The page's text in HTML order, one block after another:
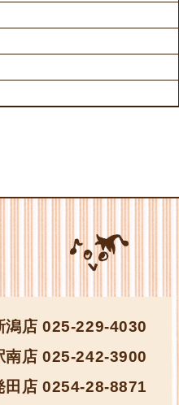
潟店025-229-4030
南店025-242-3900
田店0254-28-8871